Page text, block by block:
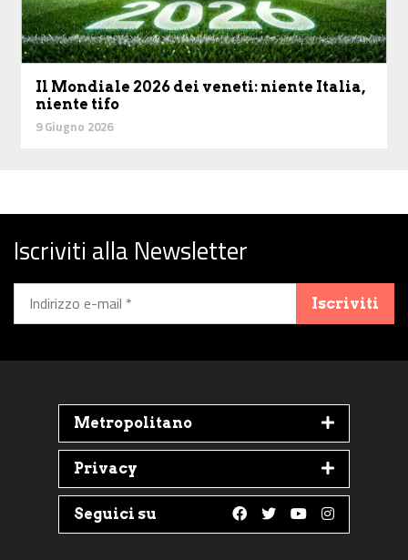
Il Mondiale 2026 dei veneti: niente Italia,
niente tifo
9 Giugno 2026
Iscriviti alla Newsletter
Iscriviti
Metropolitano
Privacy
Seguici su
Follow us on
Follow us on
Follow us on
Follow us